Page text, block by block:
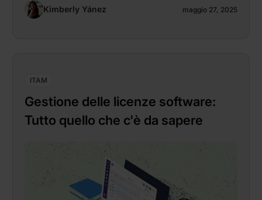
Kimberly Yánez maggio 27, 2025
ITAM
Gestione delle licenze software:
Tutto quello che c'è da sapere